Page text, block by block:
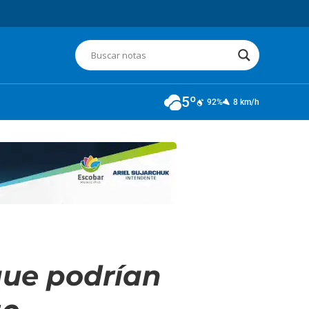
5º 92% 8 km/h
podrían